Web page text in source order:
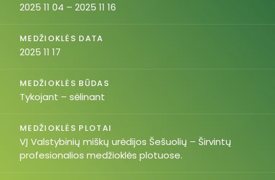
2025 11 04 – 2025 11 16
MEDŽIOKLĖS DATA
2025 11 17
MEDŽIOKLĖS BŪDAS
Tykojant – sėlinant
MEDŽIOKLĖS PLOTAI
VĮ Valstybinių miškų urėdijos Šešuolių – Širvintų
profesionalios medžioklės plotuose.